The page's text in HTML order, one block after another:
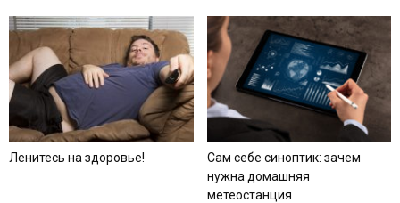
Ленитесь на здоровье!
Сам себе синоптик: зачем
нужна домашняя
метеостанция